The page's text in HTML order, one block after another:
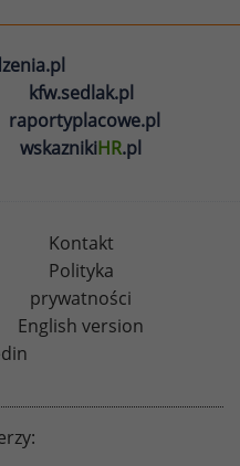
kfw.sedlak.pl
raportyplacowe.pl
wskaznikiHR.pl
Kontakt
Polityka
prywatności
English version